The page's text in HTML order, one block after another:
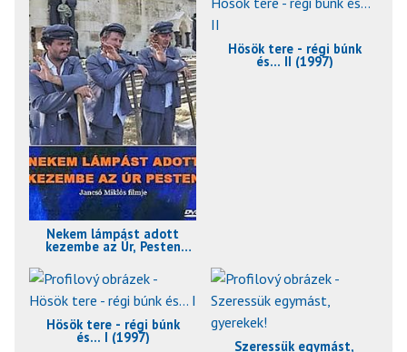
Nekem lámpást adott
kezembe az Úr, Pesten
Hösök tere - régi búnk
és... II (1997)
Hösök tere - régi búnk
és... I (1997)
Szeressük egymást,